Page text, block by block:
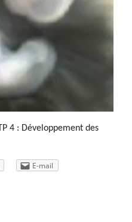
4 : Développement des
E-mail